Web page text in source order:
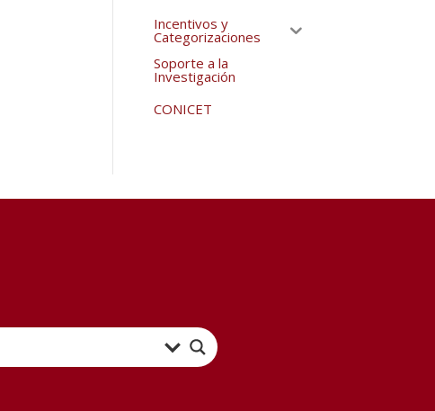
Incentivos y
Categorizaciones
Soporte a la
Investigación
CONICET